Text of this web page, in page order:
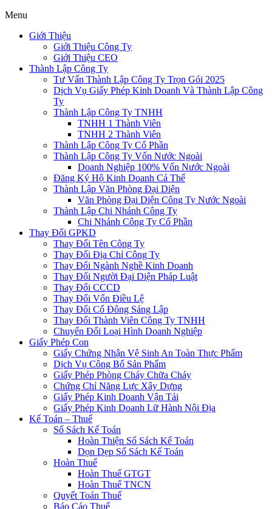
Menu
Giới Thiệu
Giới Thiệu Công Ty
Giới Thiệu CEO
Thành Lập Công Ty
Tư Vấn Thành Lập Công Ty Trọn Gói 2025
Dịch Vụ Giấy Phép Kinh Doanh Và Thành Lập Công
Ty
Thành Lập Công Ty TNHH
TNHH 1 Thành Viên
TNHH 2 Thành Viên
Thành Lập Công Ty Cổ Phần
Thành Lập Công Ty Vốn Nước Ngoài
Doanh Nghiệp 100% Vốn Nước Ngoài
Đăng Ký Hộ Kinh Doanh Cá Thể
Thành Lập Văn Phòng Đại Diện
Văn Phòng Đại Diện Công Ty Nước Ngoài
Thành Lập Chi Nhánh Công Ty
Chi Nhánh Công Ty Cổ Phần
Thay Đổi GPKD
Thay Đổi Tên Công Ty
Thay Đổi Địa Chỉ Công Ty
Thay Đổi Ngành Nghề Kinh Doanh
Thay Đổi Người Đại Diện Pháp Luật
Thay Đổi CCCD
Thay Đổi Vốn Điều Lệ
Thay Đổi Cổ Đông Sáng Lập
Thay Đổi Thành Viên Công Ty TNHH
Chuyển Đổi Loại Hình Doanh Nghiệp
Giấy Phép Con
Giấy Chứng Nhận Vệ Sinh An Toàn Thực Phẩm
Dịch Vụ Công Bố Sản Phẩm
Giấy Phép Phòng Cháy Chữa Cháy
Chứng Chỉ Năng Lực Xây Dựng
Giấy Phép Kinh Doanh Vận Tải
Giấy Phép Kinh Doanh Lữ Hành Nội Địa
Kế Toán – Thuế
Sổ Sách Kế Toán
Hoàn Thiện Sổ Sách Kế Toán
Dọn Dẹp Sổ Sách Kế Toán
Hoàn Thuế
Hoàn Thuế GTGT
Hoàn Thuế TNCN
Quyết Toán Thuế
Báo Cáo Thuế